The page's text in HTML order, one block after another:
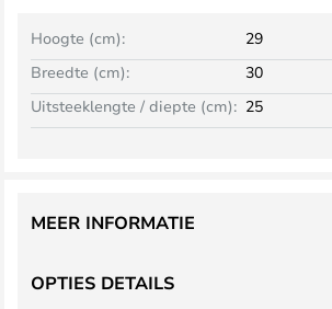
Breedte (cm): 30
Hoogte (cm): 29
Uitsteeklengte / diepte (cm): 25
OPTIES DETAILS
MEER INFORMATIE